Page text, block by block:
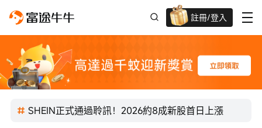
註冊/登入
高達過千蚊獎賞
SHEIN正式通過聆訊！2026約8成新股首日上漲